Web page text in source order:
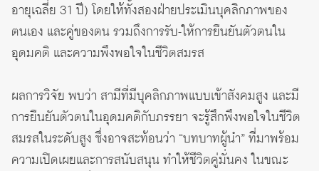
อายุเฉลี่ย 31 ปี) โดยให้ทั้งสองฝ่ายประเมินบุคลิกภาพของ
ตนเอง และคู่ของตน รวมถึงการรับ-ให้การยืนยันตัวตนใน
อุดมคติ และความพึงพอใจในชีวิตสมรส
ผลการวิจัย พบว่า สามีที่มีบุคลิกภาพแบบเข้าสังคมสูง และมี
การยืนยันตัวตนในอุดมคติกับภรรยา จะรู้สึกพึงพอใจในชีวิต
สมรสในระดับสูง ซึ่งอาจสะท้อนว่า “บทบาทผู้นำ” ที่มาพร้อม
ความเปิดเผยและการสนับสนุน ทำให้ชีวิตคู่มั่นคง ในขณะ